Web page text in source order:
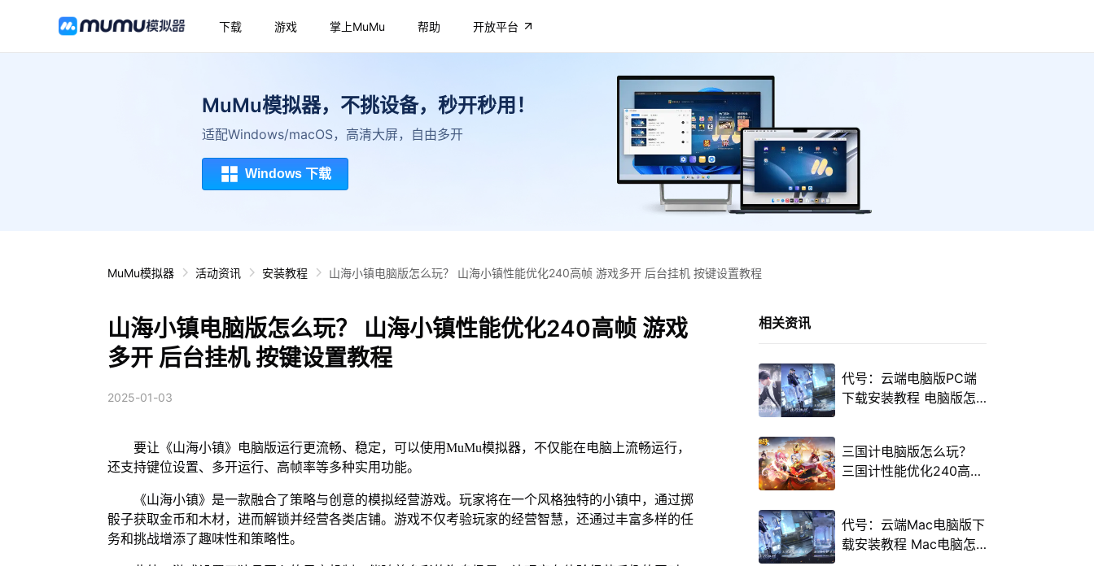
下载 游戏 掌上MuMu 帮助 开放平台
MuMu模拟器，不挑设备，秒开秒用！
适配Windows/macOS，高清大屏，自由多开
Windows 下载
MuMu模拟器 活动资讯 安装教程 山海小镇电脑版怎么玩？ 山海小镇性能优化240高帧 游戏多开 后台挂机 按键设置教程
山海小镇电脑版怎么玩？ 山海小镇性能优化240高帧 游戏
多开 后台挂机 按键设置教程
2025-01-03
要让《山海小镇》电脑版运行更流畅、稳定，可以使用MuMu模拟器，不仅能在电脑上流畅运行，
还支持键位设置、多开运行、高帧率等多种实用功能。
《山海小镇》是一款融合了策略与创意的模拟经营游戏。玩家将在一个风格独特的小镇中，通过掷
骰子获取金币和木材，进而解锁并经营各类店铺。游戏不仅考验玩家的经营智慧，还通过丰富多样的任
务和挑战增添了趣味性和策略性。
相关资讯
代号：云端电脑版PC端
下载安装教程 电脑版怎
三国计电脑版怎么玩？
三国计性能优化240高帧
代号：云端Mac电脑版下
载安装教程 Mac电脑怎